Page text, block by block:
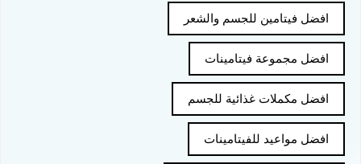
افضل فيتامين للجسم والشعر
افضل مجموعة فيتامينات
افضل مكملات غذائية للجسم
افضل مواعيد للفيتامينات